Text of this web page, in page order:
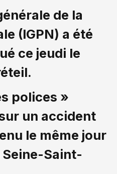
de la
(IGPN) a été
ce jeudi le
polices »
un accident
le même jour
Saint-